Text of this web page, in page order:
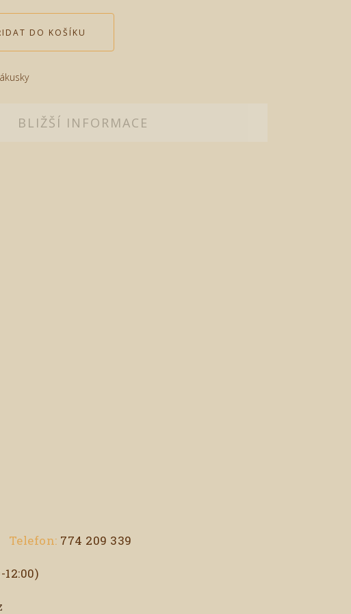
DO KOŠÍKU
BLIŽŠÍ INFORMACE
Telefon: 774 209 339
12:00)